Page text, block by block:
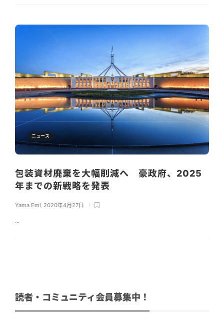
ニュース
包装資材廃棄を大幅削減へ 豪政府、2025
年までの新戦略を発表
Yama Emi 2020年4月27日
...
読者・コミュニティ会員募集中！